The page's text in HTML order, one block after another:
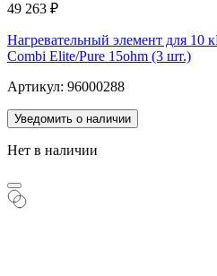
49 263 ₽
Нагревательный элемент для 10
Combi Elite/Pure 15ohm (3 шт.)
Артикул: 96000288
Уведомить о наличии
Нет в наличии